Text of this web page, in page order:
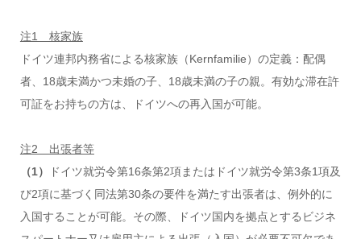
注1 核家族
ドイツ連邦内務省による核家族（Kernfamilie）の定義：配偶
者、18歳未満かつ未婚の子、18歳未満の子の親。有効な滞在許
可証をお持ちの方は、ドイツへの再入国が可能。
注2 出張者等
（1）
ドイツ就労令第16条第2項またはドイツ就労令第3条1項及
び2項に基づく同法第30条の要件を満たす出張者は、例外的に
入国することが可能。その際、ドイツ国内を拠点とするビジネ